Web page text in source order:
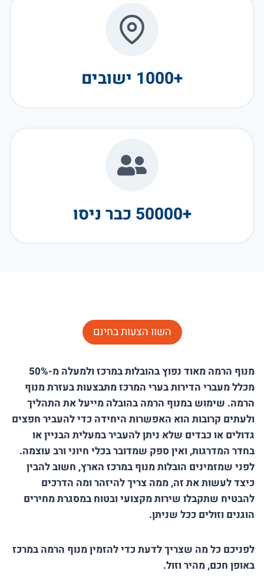
+1000 ישובים
+50000 כבר ניסו
השוו הצעות בחינם
מנוף הרמה מאוד נפוץ בהובלות במרכז ולמעלה מ-50%
מכלל מעברי הדירות בערי המרכז מתבצעות בעזרת מנוף
הרמה. שימוש במנוף הרמה בהובלה מייעל את התהליך
ולעתים קרובות הוא האפשרות היחידה כדי להעביר חפצים
גדולים או כבדים שלא ניתן להעביר במעלית הבניין או
בחדר המדרגות, ואין ספק שמדובר בכלי חיוני ורב עוצמה.
לפני שמזמינים הובלות מנוף במרכז הארץ, חשוב להבין
כיצד לעשות את זה, ממה צריך להיזהר ומה הדרכים
להבטיח שתקבלו שירות מקצועי ובטוח במסגרת מחירים
הוגנים וזולים ככל שניתן.
לפניכם כל מה שצריך לדעת כדי להזמין מנוף הרמה במרכז
באופן חכם, מהיר וזול.